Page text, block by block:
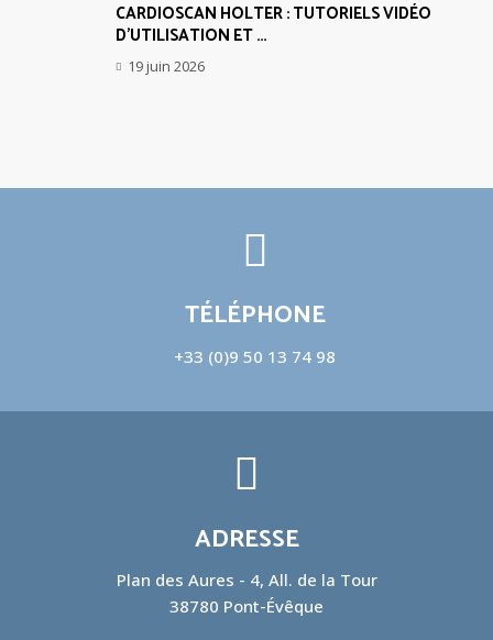
CARDIOSCAN HOLTER : TUTORIELS VIDÉO
D’UTILISATION ET ...
19 juin 2026
TÉLÉPHONE
+33 (0)9 50 13 74 98
ADRESSE
Plan des Aures - 4, All. de la Tour
38780 Pont-Évêque